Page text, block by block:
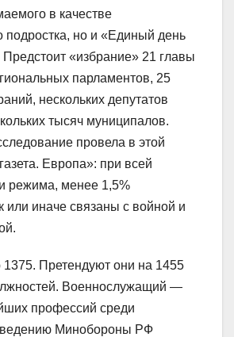
в качестве
подростка, но и «Единый день
Предстоит «избрание» 21 главы
парламентов, 25
нескольких депутатов
тысяч муниципалов.
провела в этой
Европа»: при всей
режима, менее 1,5%
или иначе связаны с войной и
1375. Претендуют они на 1455
Военнослужащий —
профессий среди
ведению Минобороны РФ